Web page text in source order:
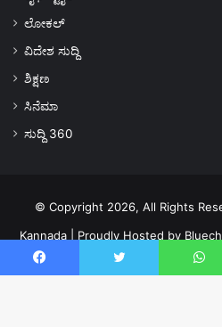
ಲೋಕಲ್
ವಿದೇಶ ಸುದ್ದಿ
ಶಿಕ್ಷಣ
ಸಿನೆಮಾ
ಸುದ್ದಿ 360
© Copyright 2026, All Rights
Kannada| Proudly Hosted by
About US
Privacy Policy Ads
Facebook Twitter WhatsApp